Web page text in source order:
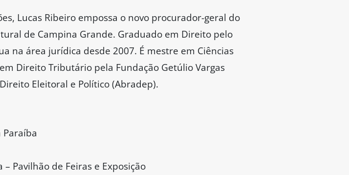
Lucas Ribeiro empossa o novo procurador-geral do
de Campina Grande. Graduado em Direito pelo
na área jurídica desde 2007. É mestre em Ciências
Direito Tributário pela Fundação Getúlio Vargas
Eleitoral e Político (Abradep).
– Pavilhão de Feiras e Exposição